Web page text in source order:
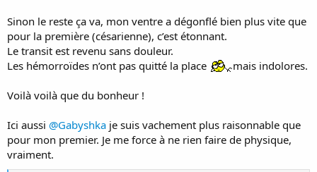
Sinon le reste ça va, mon ventre a dégonflé bien plus vite que
pour la première (césarienne), c’est étonnant.
Le transit est revenu sans douleur.
Les hémorroïdes n’ont pas quitté la place
mais indolores.
Voilà voilà que du bonheur !
Ici aussi @Gabyshka je suis vachement plus raisonnable que
pour mon premier. Je me force à ne rien faire de physique,
vraiment.